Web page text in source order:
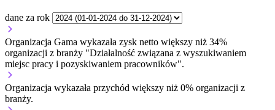
dane za rok
Organizacja Gama wykazała zysk netto większy niż 34%
organizacji z branży "Działalność związana z wyszukiwaniem
miejsc pracy i pozyskiwaniem pracowników".
Organizacja wykazała przychód większy niż 0% organizacji z
branży.